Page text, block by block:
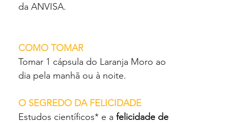
da ANVISA.
COMO TOMAR
Tomar 1 cápsula do Laranja Moro ao
dia pela manhã ou à noite.
O SEGREDO DA FELICIDADE
Estudos científicos* e a felicidade de